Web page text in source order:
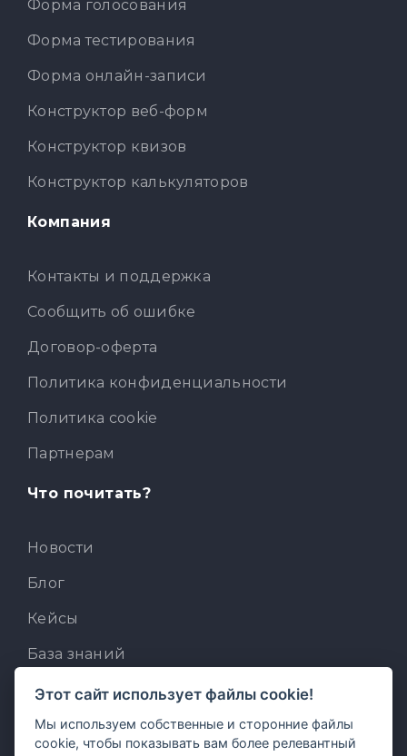
Форма голосования
Форма тестирования
Форма онлайн-записи
Конструктор веб-форм
Конструктор квизов
Конструктор калькуляторов
Компания
Контакты и поддержка
Сообщить об ошибке
Договор-оферта
Политика конфиденциальности
Политика cookie
Партнерам
Что почитать?
Новости
Блог
Кейсы
База знаний
Для разработчиков
Встроенный AI-ассистент
Этот сайт использует файлы cookie!
Мы используем собственные и сторонние файлы
cookie, чтобы показывать вам более релевантный